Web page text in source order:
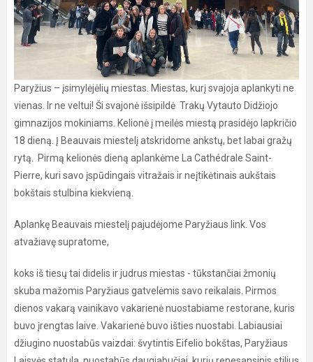
Paryžius – įsimylėjėlių miestas. Miestas, kurį svajoja aplankyti ne
vienas. Ir ne veltui! Ši svajonė išsipildė Trakų Vytauto Didžiojo
gimnazijos mokiniams. Kelionė į meilės miestą prasidėjo lapkričio
18 dieną. Į Beauvais miestelį atskridome ankstų, bet labai gražų
rytą. Pirmą kelionės dieną aplankėme La Cathédrale Saint-
Pierre, kuri savo įspūdingais vitražais ir neįtikėtinais aukštais
bokštais stulbina kiekvieną.
Aplankę Beauvais miestelį pajudėjome Paryžiaus link. Vos
atvažiavę supratome,
koks iš tiesų tai didelis ir judrus miestas - tūkstančiai žmonių
skuba mažomis Paryžiaus gatvelėmis savo reikalais. Pirmos
dienos vakarą vainikavo vakarienė nuostabiame restorane, kuris
buvo įrengtas laive. Vakarienė buvo išties nuostabi. Labiausiai
džiugino nuostabūs vaizdai: švytintis Eifelio bokštas, Paryžiaus